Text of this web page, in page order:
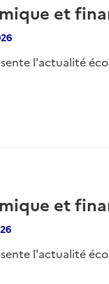
et
l'actualité
et
l'actualité